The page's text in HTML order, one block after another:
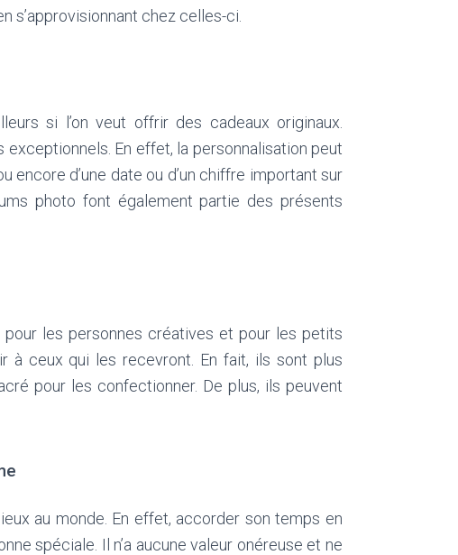
s’approvisionnant chez celles-ci.
si l’on veut offrir des cadeaux originaux.
exceptionnels. En effet, la personnalisation peut
encore d’une date ou d’un chiffre important sur
photo font également partie des présents
les personnes créatives et pour les petits
à ceux qui les recevront. En fait, ils sont plus
pour les confectionner. De plus, ils peuvent
au monde. En effet, accorder son temps en
spéciale. Il n’a aucune valeur onéreuse et ne